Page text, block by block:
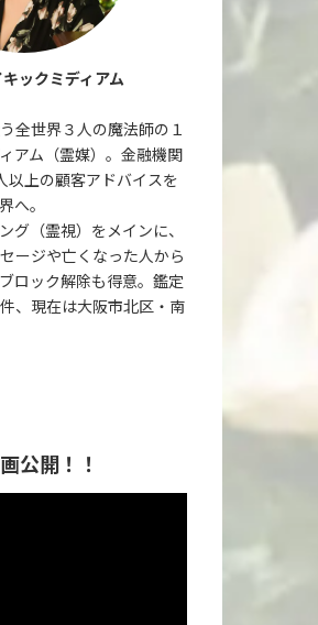
ックミディアム
全世界３人の魔法師の１
アム（霊媒）。金融機関
以上の顧客アドバイスを
へ。
グ（霊視）をメインに、
ージや亡くなった人から
ロック解除も得意。鑑定
、現在は大阪市北区・南
公開！！